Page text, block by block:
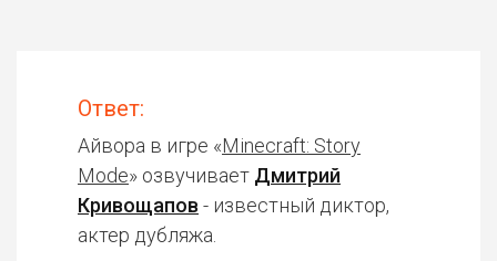
Ответ:
Айвора в игре «Minecraft: Story
Mode» озвучивает Дмитрий
Кривощапов - известный диктор,
актер дубляжа.